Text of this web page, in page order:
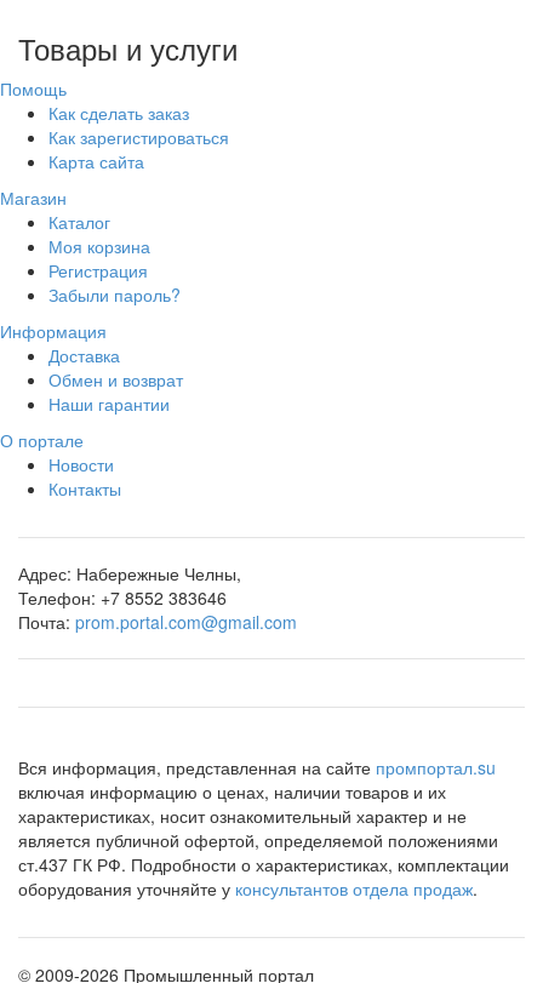
Товары и услуги
Помощь
Как сделать заказ
Как зарегистироваться
Карта сайта
Магазин
Каталог
Моя корзина
Регистрация
Забыли пароль?
Информация
Доставка
Обмен и возврат
Наши гарантии
О портале
Новости
Контакты
Адрес: Набережные Челны,
Телефон: +7 8552 383646
Почта: prom.portal.com@gmail.com
Вся информация, представленная на сайте промпортал.su
включая информацию о ценах, наличии товаров и их
характеристиках, носит ознакомительный характер и не
является публичной офертой, определяемой положениями
ст.437 ГК РФ. Подробности о характеристиках, комплектации
оборудования уточняйте у консультантов отдела продаж.
© 2009-2026 Промышленный портал